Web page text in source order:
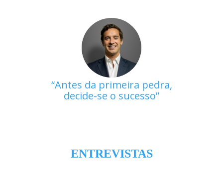
Antes da primeira pedra,
decide-se o sucesso
ENTREVISTAS